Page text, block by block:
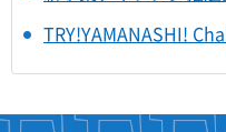
TRY!YAMANASHI!